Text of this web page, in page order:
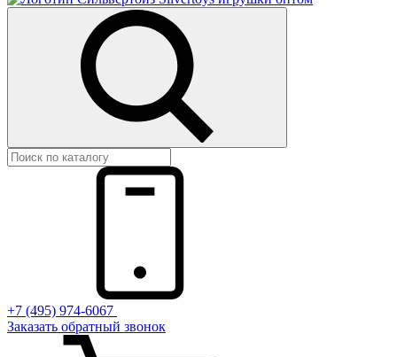
+7 (495) 974-6067
Заказать обратный звонок